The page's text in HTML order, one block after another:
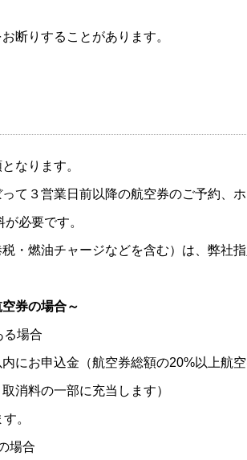
断りすることがあります。
なります。
て ３営業日前以降の航空券のご予約、
が必要です。
・燃油チャージなどを含む）は、弊社
券の場合～
場合
にお申込金（航空券総額の20%以上航
消料の一部に充当します）
。
場合